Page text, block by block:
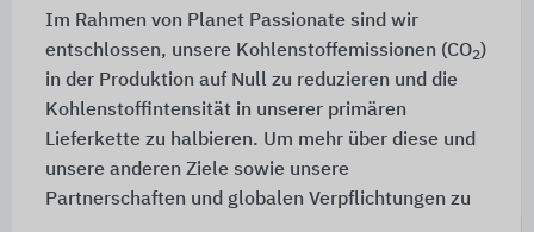
Im Rahmen von Planet Passionate sind wir
entschlossen, unsere Kohlenstoffemissionen (CO2)
in der Produktion auf Null zu reduzieren und die
Kohlenstoffintensität in unserer primären
Lieferkette zu halbieren. Um mehr über diese und
unsere anderen Ziele sowie unsere
Partnerschaften und globalen Verpflichtungen zu